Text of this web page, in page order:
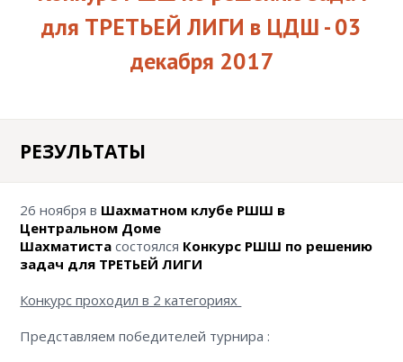
ШАХМАТАМ
ДЕТСКИЕ ШАХМАТНЫЕ
ОНЛАЙН КУРСЫ
ИНДИВИДУАЛЬНОЕ
ОБУЧЕНИЕ ШАХМАТАМ
КОРПОРАТИВНЫЕ
ТУРНИРЫ И ОБУЧЕНИЕ
КЛАССИКА / EXTREME
ТУРНИРЫ ДЛЯ
ДОШКОЛЬНИКОВ
ОТЧЁТЫ
АНОНСЫ ТУРНИРОВ
ИНФОРМАЦИЯ
ЗАДАЧИ
АКЦИИ
для ТРЕТЬЕЙ ЛИГИ в ЦДШ - 03
декабря 2017
РЕЗУЛЬТАТЫ
26 ноября в Шахматном клубе РШШ в
Центральном Доме
Шахматиста состоялся Конкурс РШШ по решению
задач для ТРЕТЬЕЙ ЛИГИ
Конкурс проходил в 2 категориях
Представляем победителей турнира :